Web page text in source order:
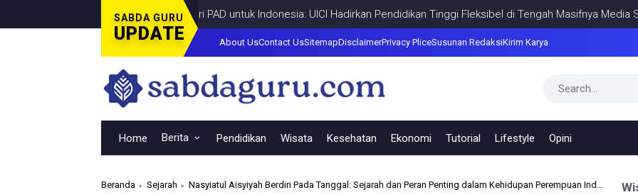
SABDA GURU
UPDATE
Dari PAD untuk Indonesia: UICI Hadirkan Pendidikan Tinggi Fleksibel di Tengah Masifnya Media Sosial
About UsContact UsSitemapDisclaimerPrivacy PliceSusunan RedaksiKirim Karya
Home Berita Pendidikan Wisata Kesehatan Ekonomi Tutorial Lifestyle Opini
Beranda Sejarah Nasyiatul Aisyiyah Berdiri Pada Tanggal: Sejarah dan Peran Penting dalam Kehidupan Perempuan Indonesia